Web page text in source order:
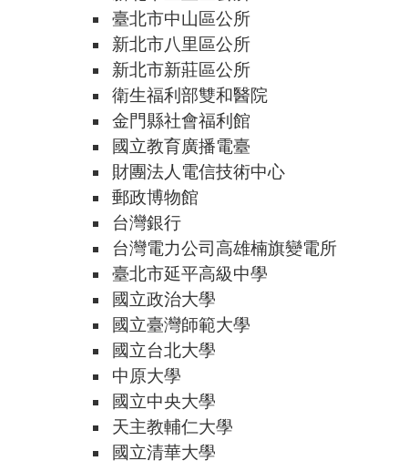
臺北市中山區公所
新北市八里區公所
新北市新莊區公所
衛生福利部雙和醫院
金門縣社會福利館
國立教育廣播電臺
財團法人電信技術中心
郵政博物館
台灣銀行
台灣電力公司高雄楠旗變電所
臺北市延平高級中學
國立政治大學
國立臺灣師範大學
國立台北大學
中原大學
國立中央大學
天主教輔仁大學
國立清華大學